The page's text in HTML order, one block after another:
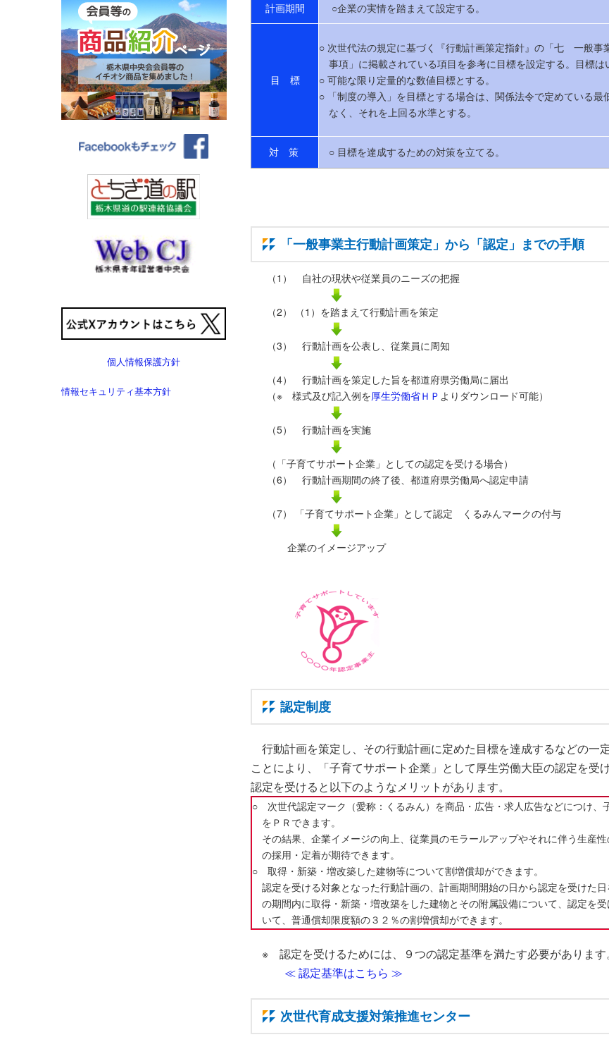
計画期間 ○企業の実情を踏まえて設定する。
目 標
○ 次世代法の規定に基づく『行動計画策定指針』の「七 一般事
事項」に掲載されている項目を参考に目標を設定する。目標は
○ 可能な限り定量的な数値目標とする。
○ 「制度の導入」を目標とする場合は、関係法令で定めている最
なく、それを上回る水準とする。
対 策 ○ 目標を達成するための対策を立てる。
「一般事業主行動計画策定」から「認定」までの手順
（1） 自社の現状や従業員のニーズの把握
（2） （1）を踏まえて行動計画を策定
（3） 行動計画を公表し、従業員に周知
（4） 行動計画を策定した旨を都道府県労働局に届出
（※ 様式及び記入例を厚生労働省ＨＰ よりダウンロード可能）
（5） 行動計画を実施
（「子育てサポート企業」としての認定を受ける場合）
（6） 行動計画期間の終了後、都道府県労働局へ認定申請
（7） 「子育てサポート企業」として認定 くるみんマークの付与
企業のイメージアップ
認定制度
行動計画を策定し、その行動計画に定めた目標を達成するなどの一
ことにより、「子育てサポート企業」として厚生労働大臣の認定を受
認定を受けると以下のようなメリットがあります。
○ 次世代認定マーク（愛称：くるみん）を商品・広告・求人広告などにつけ、
をＰＲできます。
その結果、企業イメージの向上、従業員のモラールアップやそれに伴う生産
の採用・定着が期待できます。
○ 取得・新築・増改築した建物等について割増償却ができます。
認定を受ける対象となった行動計画の、計画期間開始の日から認定を受けた
の期間内に取得・新築・増改築をした建物とその附属設備について、認定を
いて、普通償却限度額の３２％の割増償却ができます。
※ 認定を受けるためには、９つの認定基準を満たす必要があります。
≪ 認定基準はこちら ≫
次世代育成支援対策推進センター
個人情報保護方針
情報セキュリティ基本方針